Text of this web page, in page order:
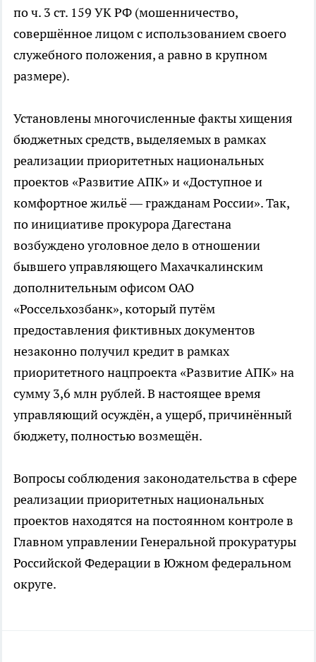
по ч. 3 ст. 159 УК РФ (мошенничество,
совершённое лицом с использованием своего
служебного положения, а равно в крупном
размере).
Установлены многочисленные факты хищения
бюджетных средств, выделяемых в рамках
реализации приоритетных национальных
проектов «Развитие АПК» и «Доступное и
комфортное жильё — гражданам России». Так,
по инициативе прокурора Дагестана
возбуждено уголовное дело в отношении
бывшего управляющего Махачкалинским
дополнительным офисом ОАО
«Россельхозбанк», который путём
предоставления фиктивных документов
незаконно получил кредит в рамках
приоритетного нацпроекта «Развитие АПК» на
сумму 3,6 млн рублей. В настоящее время
управляющий осуждён, а ущерб, причинённый
бюджету, полностью возмещён.
Вопросы соблюдения законодательства в сфере
реализации приоритетных национальных
проектов находятся на постоянном контроле в
Главном управлении Генеральной прокуратуры
Российской Федерации в Южном федеральном
округе.